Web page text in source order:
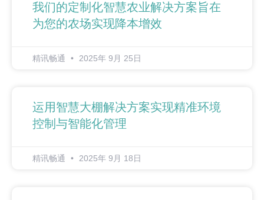
我们的定制化智慧农业解决方案旨在
为您的农场实现降本增效
精讯畅通 2025年 9月 25日
运用智慧大棚解决方案实现精准环境
控制与智能化管理
精讯畅通 2025年 9月 18日